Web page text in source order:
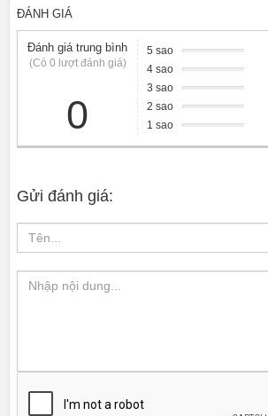
ĐÁNH GIÁ
Đánh giá trung bình
(Có 0 lượt đánh giá)
0
5 sao
4 sao
3 sao
2 sao
1 sao
Gửi đánh giá: